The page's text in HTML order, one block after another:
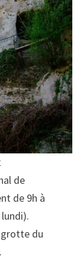
de
de 9h à
grotte du